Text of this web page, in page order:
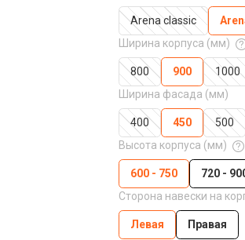
Arena classic
Ширина корпуса (мм)
800 900
1000
Ширина фасада (мм)
400 450 500
Высота корпуса (мм)
600 - 750 720 -
Сторона навески на
Левая
Правая